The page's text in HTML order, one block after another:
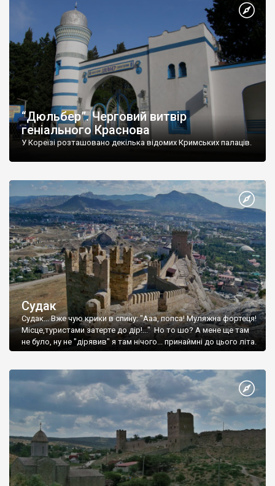
“Дюльбер”. Черговий витвір
геніального Краснова
У Кореїзі розташовано декілька відомих Кримських палаців.
Судак
Судак... Вже чую крики в спину: "Ааа, попса! Муляжна фортеця!
Місце,туристами затерте до дір!..." Но то шо? А мене ще там
не було, ну не "дірявив" я там нічого... принаймні до цього літа.